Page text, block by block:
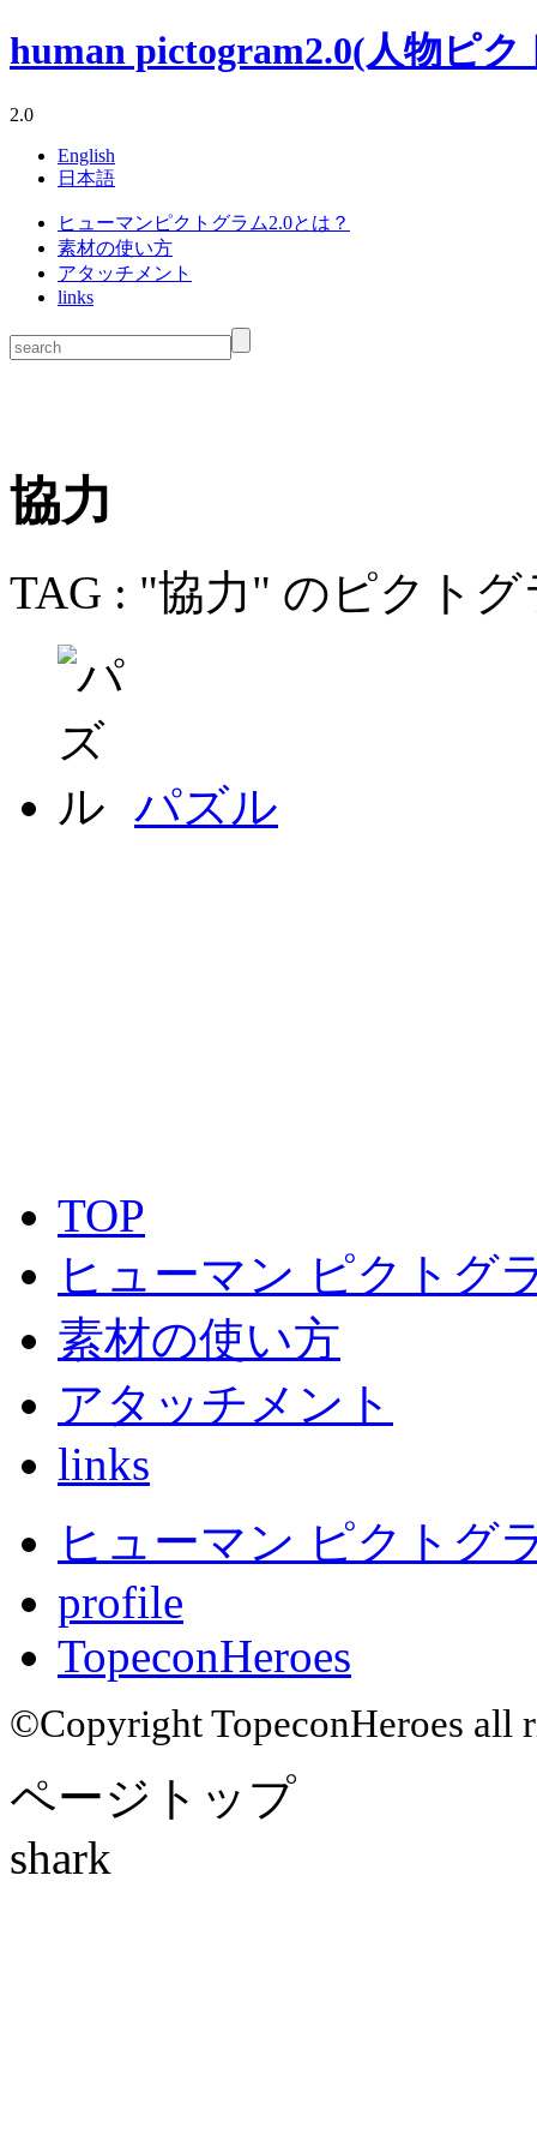
human pictogram2.0(人物ピ
2.0
English
日本語
ヒューマンピクトグラム2.0とは？
素材の使い方
アタッチメント
links
協力
TAG : "協力" のピクトグ
パズル
TOP
ヒューマン ピクトグ
素材の使い方
アタッチメント
links
ヒューマン ピクトグ
profile
TopeconHeroes
©Copyright TopeconHeroes all
ページトップ
shark